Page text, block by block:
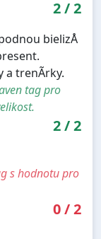
2/2
bielizÅ
a trenÃ­rky.
tag pro
2/2
s hodnotu pro
0/2